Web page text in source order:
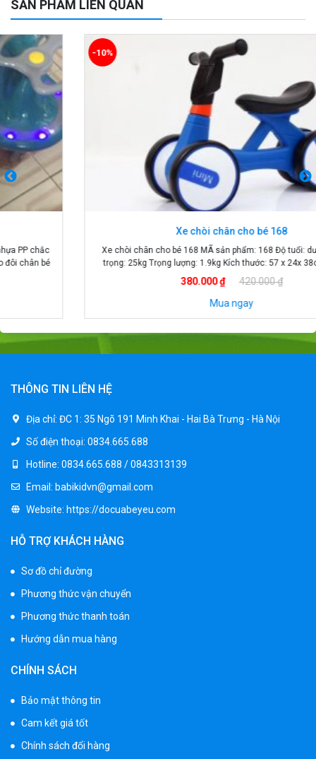
SẢN PHẨM LIÊN QUAN
Xe chòi chân cho bé 168
Xe chòi chân cho bé 168 MÃ sản phẩm: 168 Độ tuổi: dưới 3 tuổi Tải
trọng: 25kg Trọng lượng: 1.9kg Kích thước: 57 x 24x 38cm Xuất xứ:
420.000 ₫
-10%
THÔNG TIN LIÊN HỆ
Địa chỉ: ĐC 1: 35 Ngõ 191 Minh Khai - Hai Bà Trưng - Hà Nội
Số điện thoại: 0834.665.688
Hotline: 0834.665.688 / 0843313139
Email: babikidvn@gmail.com
Website: https://docuabeyeu.com
HỖ TRỢ KHÁCH HÀNG
Sơ đồ chỉ đường
Phương thức vận chuyển
Phương thức thanh toán
Hướng dẫn mua hàng
CHÍNH SÁCH
Bảo mật thông tin
Cam kết giá tốt
Chính sách đổi hàng